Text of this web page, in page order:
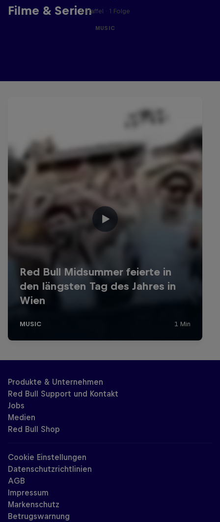
Filme & Serien1 Staffel · 1 Folge
MUSIC